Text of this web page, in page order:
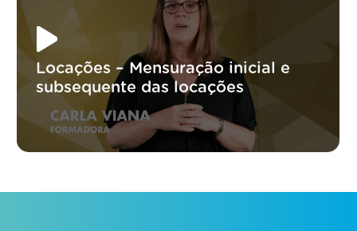
Locações – Mensuração inicial e
subsequente das locações